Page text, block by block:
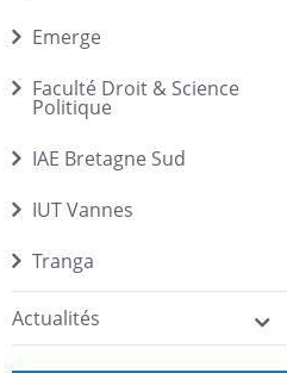
Emerge
Faculté Droit & Science
Politique
IAE Bretagne Sud
IUT Vannes
Tranga
Actualités